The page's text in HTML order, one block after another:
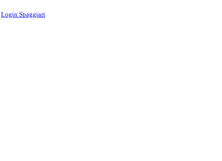
Login Spaggiari